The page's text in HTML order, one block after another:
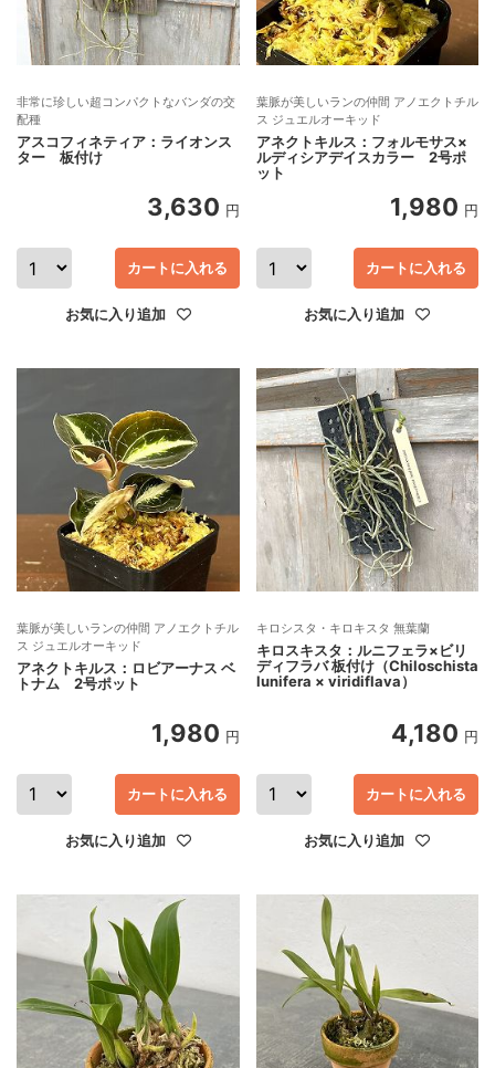
非常に珍しい超コンパクトなバンダの交
配種
アスコフィネティア：ライオンス
ター 板付け
3,630 円
カートに入れる
お気に入り追加
葉脈が美しいランの仲間 アノエクトチル
ス ジュエルオーキッド
アネクトキルス：フォルモサス×
ルディシアデイスカラー 2号ポ
ット
1,980 円
カートに入れる
お気に入り追加
葉脈が美しいランの仲間 アノエクトチル
ス ジュエルオーキッド
アネクトキルス：ロビアーナス ベ
トナム 2号ポット
1,980 円
カートに入れる
お気に入り追加
キロシスタ・キロキスタ 無葉蘭
キロスキスタ：ルニフェラ×ビリ
ディフラバ 板付け（Chiloschista
lunifera × viridiflava）
4,180 円
カートに入れる
お気に入り追加